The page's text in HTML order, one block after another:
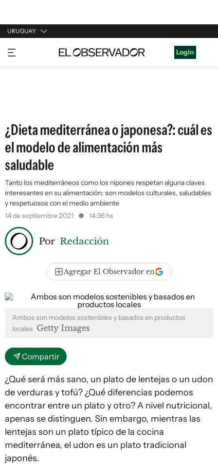
URUGUAY
URUGUAY
ARGENTINA
Login
¿Dieta mediterránea o japonesa?: cuál es
el modelo de alimentación más
saludable
Tanto los mediterráneos como los nipones respetan alguna claves
interesantes en su alimentación: son modelos culturales, saludables
y respetuosos con el medio ambiente
14 de septiembre 2021
14:36 hs
Por Redacción
Agregar El Observador en
Ambos son modelos sostenibles y basados en productos
locales Getty Images
Compartir
¿Qué será más sano, un plato de lentejas o un udon
de verduras y tofú? ¿Qué diferencias podemos
encontrar entre un plato y otro? A nivel nutricional,
apenas se distinguen. Sin embargo, mientras las
lentejas son un plato típico de la cocina
mediterránea, el udon es un plato tradicional
japonés.